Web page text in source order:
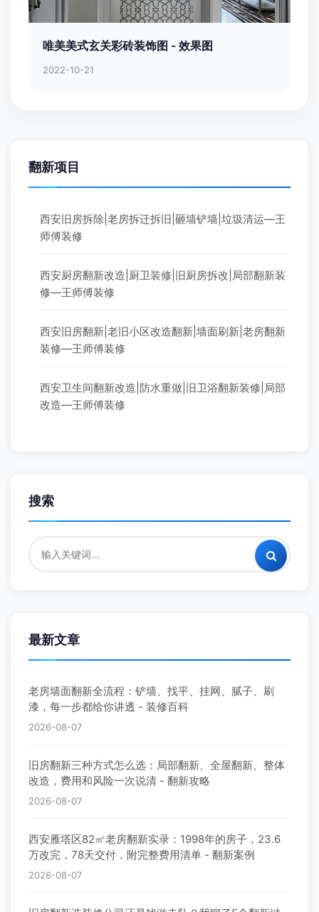
唯美美式玄关彩砖装饰图 - 效果图
2022-10-21
翻新项目
西安旧房拆除|老房拆迁拆旧|砸墙铲墙|垃圾清运—王
师傅装修
西安厨房翻新改造|厨卫装修|旧厨房拆改|局部翻新装
修—王师傅装修
西安旧房翻新|老旧小区改造翻新|墙面刷新|老房翻新
装修—王师傅装修
西安卫生间翻新改造|防水重做|旧卫浴翻新装修|局部
改造—王师傅装修
搜索
最新文章
老房墙面翻新全流程：铲墙、找平、挂网、腻子、刷
漆，每一步都给你讲透 - 装修百科
2026-08-07
旧房翻新三种方式怎么选：局部翻新、全屋翻新、整体
改造，费用和风险一次说清 - 翻新攻略
2026-08-07
西安雁塔区82㎡老房翻新实录：1998年的房子，23.6
万改完，78天交付，附完整费用清单 - 翻新案例
2026-08-07